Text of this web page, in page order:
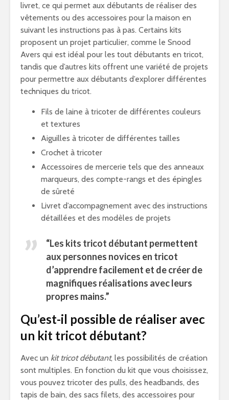
livret, ce qui permet aux débutants de réaliser des
vêtements ou des accessoires pour la maison en
suivant les instructions pas à pas. Certains kits
proposent un projet particulier, comme le Snood
Avers qui est idéal pour les tout débutants en tricot,
tandis que d’autres kits offrent une variété de projets
pour permettre aux débutants d’explorer différentes
techniques du tricot.
Fils de laine à tricoter de différentes couleurs
et textures
Aiguilles à tricoter de différentes tailles
Crochet à tricoter
Accessoires de mercerie tels que des anneaux
marqueurs, des compte-rangs et des épingles
de sûreté
Livret d’accompagnement avec des instructions
détaillées et des modèles de projets
“Les kits tricot débutant permettent
aux personnes novices en tricot
d’apprendre facilement et de créer de
magnifiques réalisations avec leurs
propres mains.”
Qu’est-il possible de réaliser avec
un kit tricot débutant?
Avec un kit tricot débutant, les possibilités de création
sont multiples. En fonction du kit que vous choisissez,
vous pouvez tricoter des pulls, des headbands, des
tapis de bain, des sacs filets, des accessoires pour